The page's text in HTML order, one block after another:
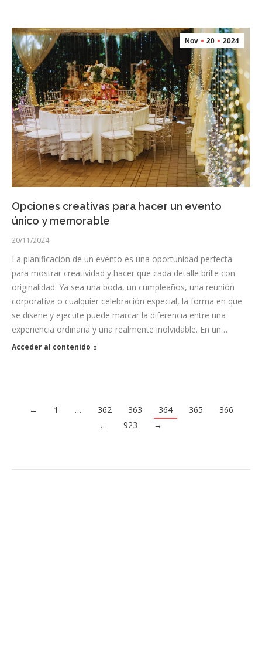
Nov 20 2024
Opciones creativas para hacer un evento
único y memorable
20/11/2024
La planificación de un evento es una oportunidad perfecta
para mostrar creatividad y hacer que cada detalle brille con
originalidad. Ya sea una boda, un cumpleaños, una reunión
corporativa o cualquier celebración especial, la forma en que
se diseñe y ejecute puede marcar la diferencia entre una
experiencia ordinaria y una realmente inolvidable. En un…
Acceder al contenido
← 1 … 362 363 364 365
366
…
923 →